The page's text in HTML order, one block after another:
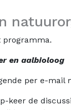
programma.
en aalbioloog
per e-mail
keer de